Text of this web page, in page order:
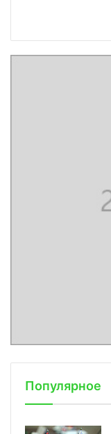
Популярное